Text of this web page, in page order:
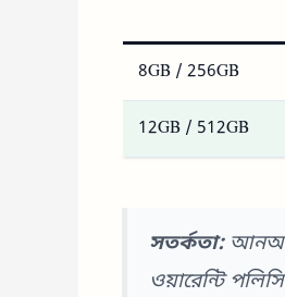
8GB / 256GB
12GB / 512GB
সতর্কতা:
ওয়ারেন্টি